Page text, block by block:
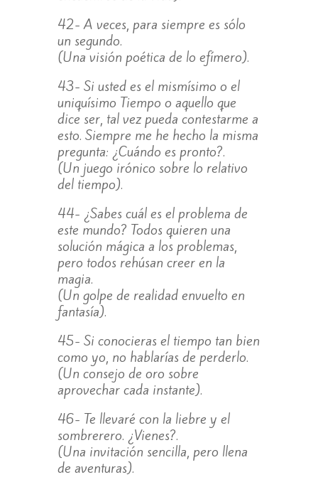
42- A veces, para siempre es sólo
un segundo.
(Una visión poética de lo efímero).
43- Si usted es el mismísimo o el
uniquísimo Tiempo o aquello que
dice ser, tal vez pueda contestarme a
esto. Siempre me he hecho la misma
pregunta: ¿Cuándo es pronto?.
(Un juego irónico sobre lo relativo
del tiempo).
44- ¿Sabes cuál es el problema de
este mundo? Todos quieren una
solución mágica a los problemas,
pero todos rehúsan creer en la
magia.
(Un golpe de realidad envuelto en
fantasía).
45- Si conocieras el tiempo tan bien
como yo, no hablarías de perderlo.
(Un consejo de oro sobre
aprovechar cada instante).
46- Te llevaré con la liebre y el
sombrerero. ¿Vienes?.
(Una invitación sencilla, pero llena
de aventuras).